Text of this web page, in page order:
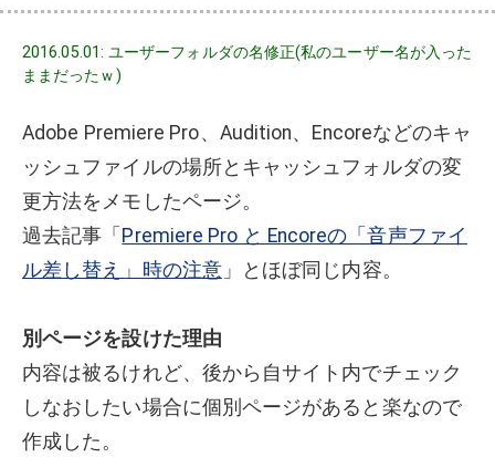
2016.05.01: ユーザーフォルダの名修正(私のユーザー名が入った
ままだったｗ)
Adobe Premiere Pro、Audition、Encoreなどのキャ
ッシュファイルの場所とキャッシュフォルダの変
更方法をメモしたページ。
過去記事「 Premiere Pro と Encoreの「音声ファイ
ル差し替え」時の注意」とほぼ同じ内容。
別ページを設けた理由
内容は被るけれど、後から自サイト内でチェック
しなおしたい場合に個別ページがあると楽なので
作成した。